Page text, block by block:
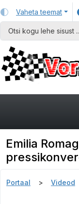
Vaheta teemat
Emilia
Portaal Videod